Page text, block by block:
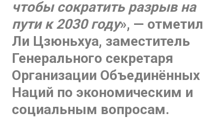
чтобы сократить разрыв на
пути к 2030 году», — отметил
Ли Цзюньхуа, заместитель
Генерального секретаря
Организации Объединённых
Наций по экономическим и
социальным вопросам.